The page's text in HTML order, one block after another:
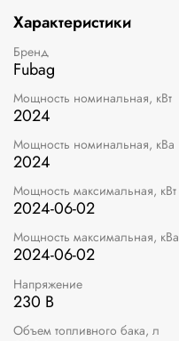
Характеристики
Бренд
Fubag
Мощность номинальная, кВт
2024
Мощность номинальная, кВа
2024
Мощность максимальная, кВт
2024-06-02
Мощность максимальная, кВа
2024-06-02
Напряжение
230 В
Объем топливного бака, л